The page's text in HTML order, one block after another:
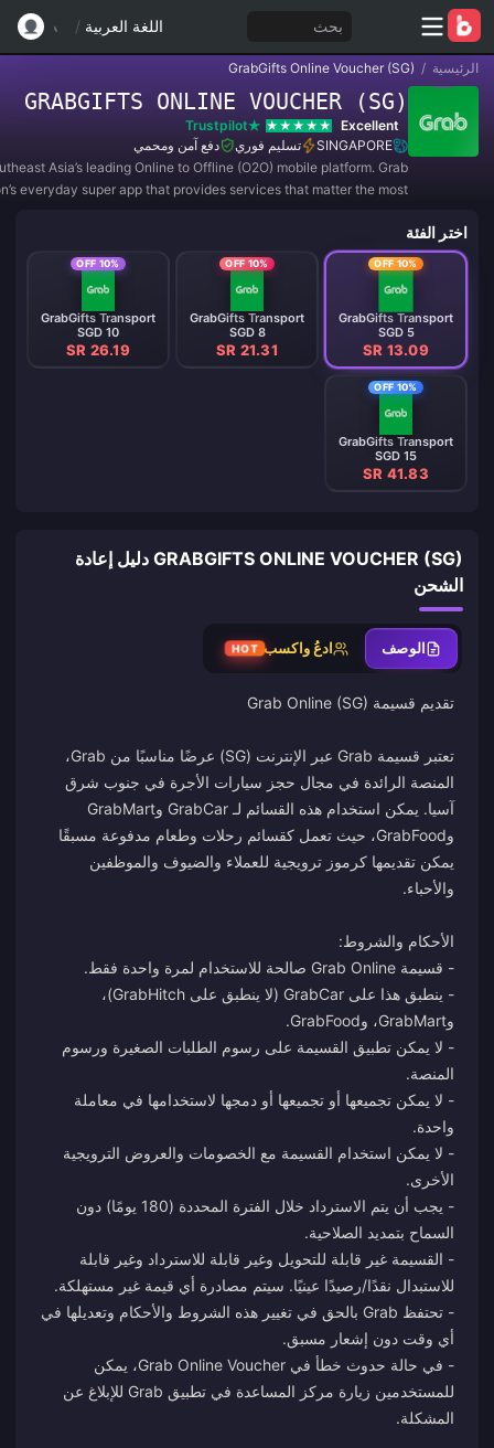
بحث اللغة العربية /
الرئيسية /
GrabGifts Online Voucher (SG)
GRABGIFTS ONLINE VOUCHER (SG)
Excellent
Trustpilot
SINGAPORE
تسليم فوري
دفع آمن ومحمي
Asia’s leading Online to Offline (O2O) mobile platform. Grab
everyday super app that provides services that matter the most
اختر الفئة
10% OFF
GrabGifts Transport
SGD 5
SR 13.09
10% OFF
GrabGifts Transport
SGD 8
SR 21.31
10% OFF
GrabGifts Transport
SGD 10
SR 26.19
10% OFF
GrabGifts Transport
SGD 15
SR 41.83
GRABGIFTS ONLINE VOUCHER (SG) دليل إعادة
الشحن
الوصف ادعُ واكسب HOT
تعتبر قسيمة Grab عبر الإنترنت (SG) عرضًا مناسبًا من Grab،
المنصة الرائدة في مجال حجز سيارات الأجرة في جنوب شرق
آسيا. يمكن استخدام هذه القسائم لـ GrabCar وGrabMart
وGrabFood، حيث تعمل كقسائم رحلات وطعام مدفوعة مسبقًا
يمكن تقديمها كرموز ترويجية للعملاء والضيوف والموظفين
- ينطبق هذا على GrabCar (لا ينطبق على GrabHitch)،
- لا يمكن تطبيق القسيمة على رسوم الطلبات الصغيرة ورسوم
- لا يمكن تجميعها أو تجميعها أو دمجها لاستخدامها في معاملة
- لا يمكن استخدام القسيمة مع الخصومات والعروض الترويجية
- يجب أن يتم الاسترداد خلال الفترة المحددة (180 يومًا) دون
- القسيمة غير قابلة للتحويل وغير قابلة للاسترداد وغير قابلة
- تحتفظ Grab بالحق في تغيير هذه الشروط والأحكام وتعديلها في
- في حالة حدوث خطأ في Grab Online Voucher، يمكن
للمستخدمين زيارة مركز المساعدة في تطبيق Grab للإبلاغ عن